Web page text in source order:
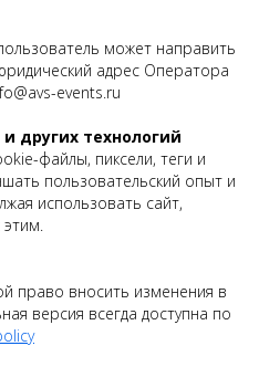
может направить
адрес Оператора
events.ru
других технологий
файлы, пиксели, теги и
пользовательский опыт и
использовать сайт,
право вносить изменения в
версия всегда доступна по